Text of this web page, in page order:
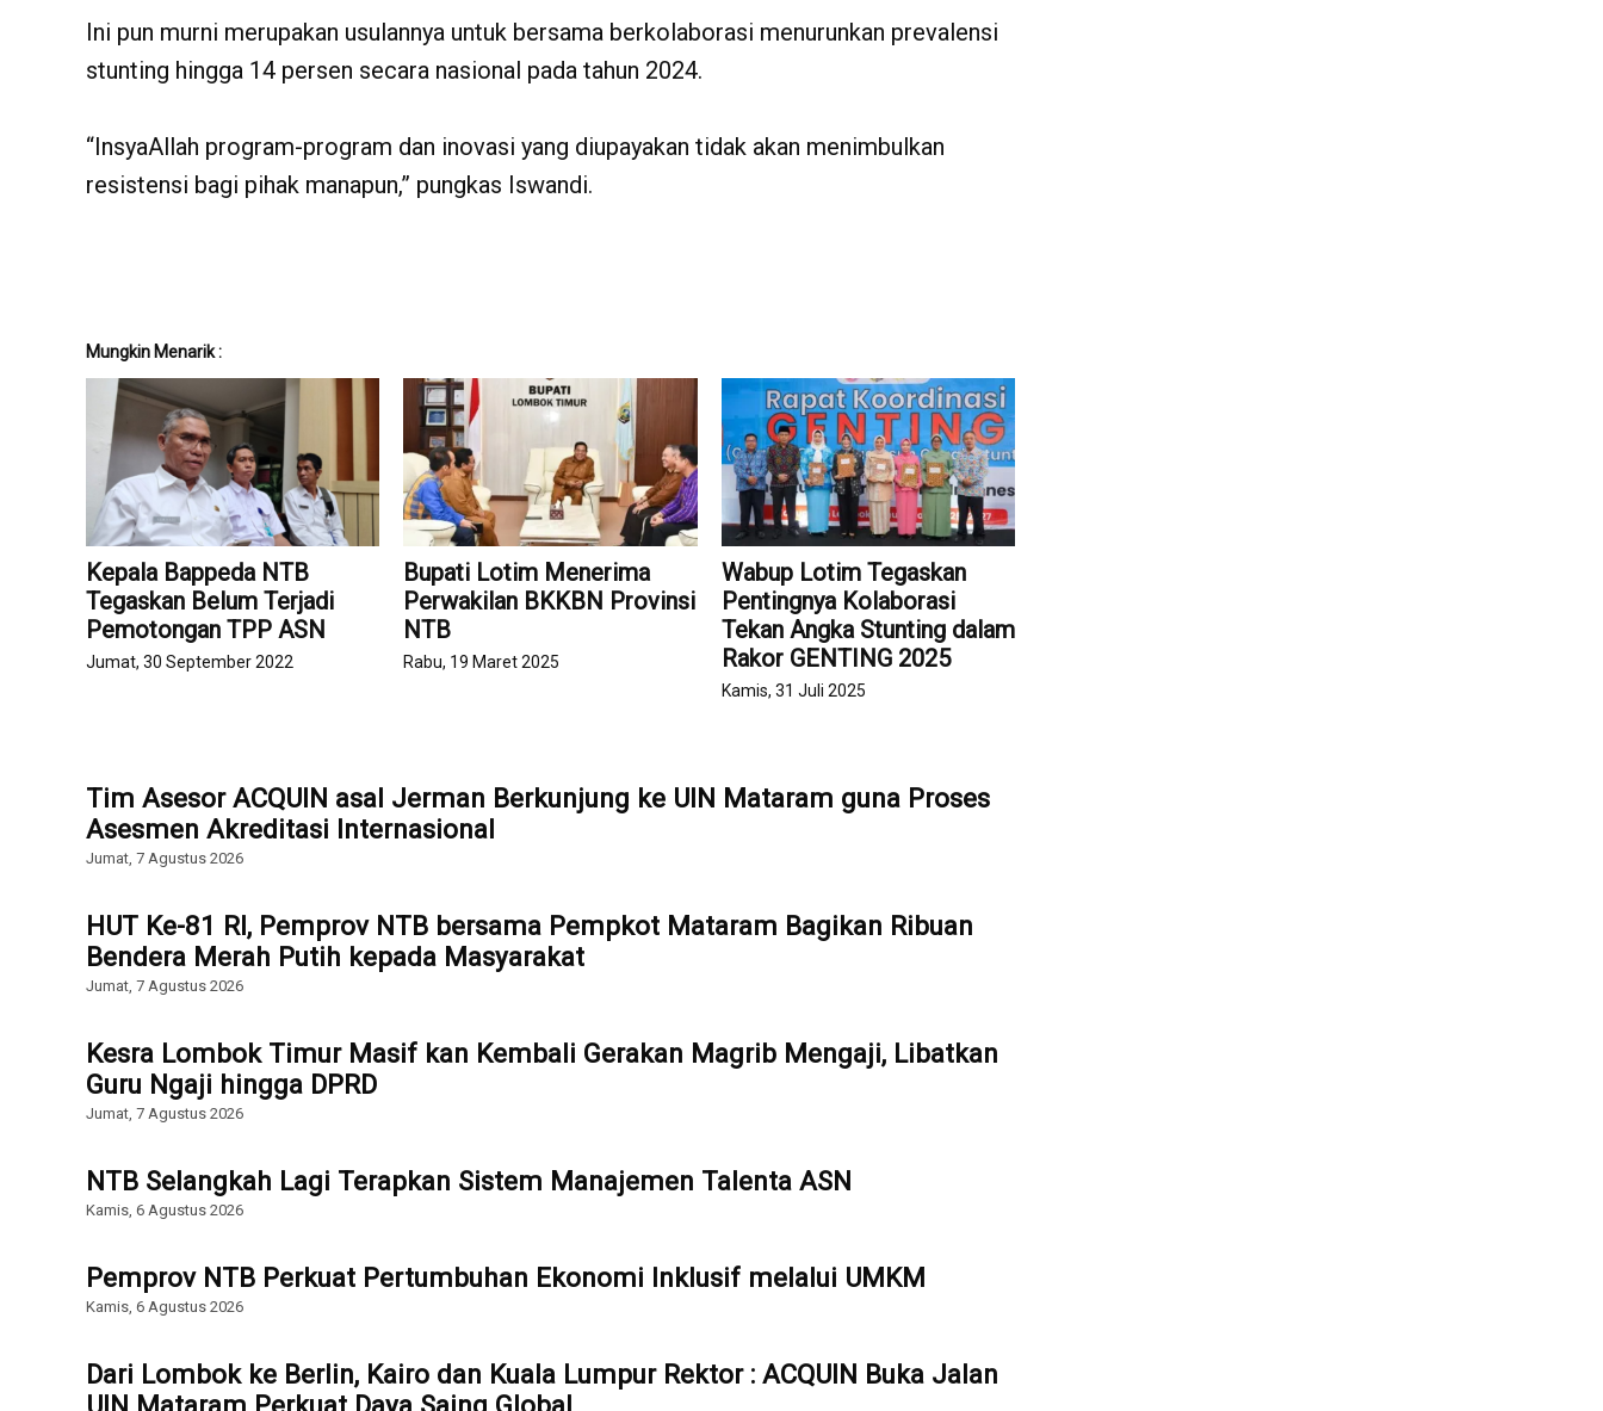
Ini pun murni merupakan usulannya untuk bersama berkolaborasi menurunkan prevalensi
stunting hingga 14 persen secara nasional pada tahun 2024.
“InsyaAllah program-program dan inovasi yang diupayakan tidak akan menimbulkan
resistensi bagi pihak manapun,” pungkas Iswandi.
Mungkin Menarik :
Kepala Bappeda NTB
Tegaskan Belum Terjadi
Pemotongan TPP ASN
Jumat, 30 September 2022
Bupati Lotim Menerima
Perwakilan BKKBN Provinsi
NTB
Rabu, 19 Maret 2025
Wabup Lotim Tegaskan
Pentingnya Kolaborasi
Tekan Angka Stunting dalam
Rakor GENTING 2025 ‎
Kamis, 31 Juli 2025
Tim Asesor ACQUIN asal Jerman Berkunjung ke UIN Mataram guna Proses
Asesmen Akreditasi Internasional
Jumat, 7 Agustus 2026
HUT Ke-81 RI, Pemprov NTB bersama Pempkot Mataram Bagikan Ribuan
Bendera Merah Putih kepada Masyarakat
Jumat, 7 Agustus 2026
Kesra Lombok Timur Masif kan Kembali Gerakan Magrib Mengaji, Libatkan
Guru Ngaji hingga DPRD
Jumat, 7 Agustus 2026
NTB Selangkah Lagi Terapkan Sistem Manajemen Talenta ASN
Kamis, 6 Agustus 2026
Pemprov NTB Perkuat Pertumbuhan Ekonomi Inklusif melalui UMKM
Kamis, 6 Agustus 2026
Dari Lombok ke Berlin, Kairo dan Kuala Lumpur Rektor : ACQUIN Buka Jalan
UIN Mataram Perkuat Daya Saing Global